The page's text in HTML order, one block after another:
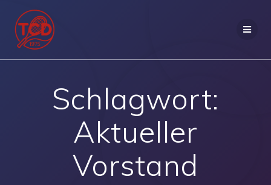
Schlagwort:
Aktueller
Vorstand